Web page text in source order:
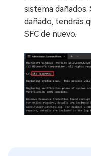
sistema
dañado, tendrás
SFC de nuevo.